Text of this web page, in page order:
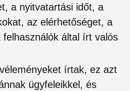
a nyitvatartási időt, a
az elérhetőséget, a
által írt valós
írtak, ez azt
ügyfeleikkel, és